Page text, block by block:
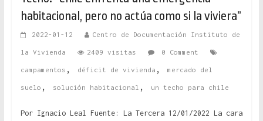
habitacional, pero no actúa como si la viviera”
2022-01-12 Centro de Documentación Instituto de
la Vivienda 2409 visitas 0 Comment
campamentos , déficit de vivienda , mercado del
suelo , solución habitacional , un techo para chile
Por Ignacio Leal Fuente: La Tercera 12/01/2022 La cara